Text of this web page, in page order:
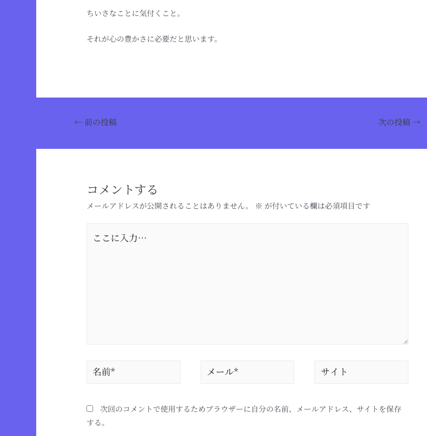
ちいさなことに気付くこと。
それが心の豊かさに必要だと思います。
←前の投稿 次の投稿→
コメントする
メールアドレスが公開されることはありません。 ※ が付いている欄は必須項目です
次回のコメントで使用するためブラウザーに自分の名前、メールアドレス、サイトを保存
する。